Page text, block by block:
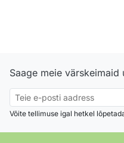
Saage meie
Võite tellimuse igal hetkel